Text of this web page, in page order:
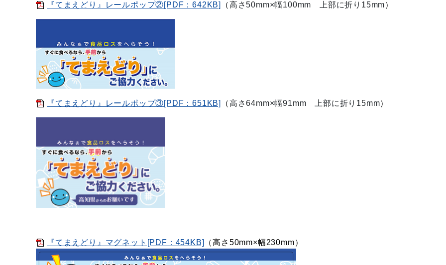
『てまえどり』レールポップ②[PDF：642KB] （高さ50mm×幅100mm 上部に折り15mm）
『てまえどり』レールポップ③[PDF：651KB] （高さ64mm×幅91mm 上部に折り15mm）
『てまえどり』マグネット[PDF：454KB] （高さ50mm×幅230mm）